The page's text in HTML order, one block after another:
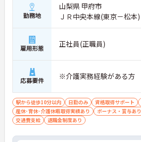
勤務地
山梨県 甲府市
ＪＲ中央本線(東京－松本)
雇用形態 正社員(正職員)
応募要件 ※介護実務経験がある方
駅から徒歩10分以内 日勤のみ 資格取得サポート
産休･育休･介護休暇取得実績あり
ボーナス・賞与あり
交通費支給
退職金制度あり